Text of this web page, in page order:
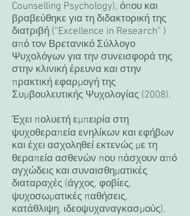
Counselling Psychology), όπου και
βραβεύθηκε για τη διδακτορική της
διατριβή (“Excellence in Research” )
από τον Βρετανικό Σύλλογο
Ψυχολόγων για την συνεισφορά της
στην κλινική έρευνα και στην
πρακτική εφαρμογή της
Συμβουλευτικής Ψυχολογίας (2008).
Έχει πολυετή εμπειρία στη
ψυχοθεραπεία ενηλίκων και εφήβων
και έχει ασχοληθεί εκτενώς με τη
θεραπεία ασθενών που πάσχουν από
αγχώδεις και συναισθηματικές
διαταραχές (άγχος, φοβίες,
ψυχοσωματικές παθήσεις,
κατάθλιψη, ιδεοψυχαναγκασμούς),